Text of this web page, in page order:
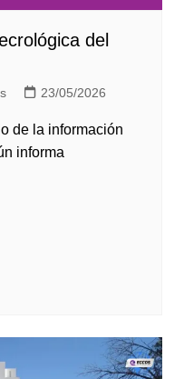
del
23/05/2026
de la información
informa